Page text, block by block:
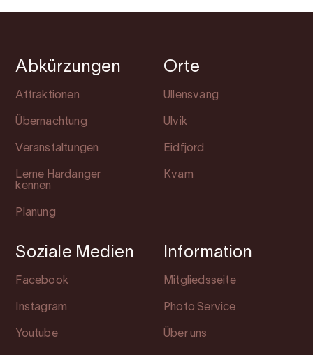
Abkürzungen
Attraktionen
Übernachtung
Veranstaltungen
Lerne Hardanger
kennen
Planung
Orte
Ullensvang
Ulvik
Eidfjord
Kvam
Soziale Medien
Facebook
Instagram
Youtube
Information
Mitgliedsseite
Photo Service
Über uns